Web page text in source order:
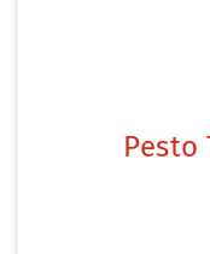
Pesto